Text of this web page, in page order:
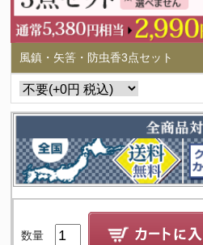
風鎮・矢筈・防虫香3点セット
数量